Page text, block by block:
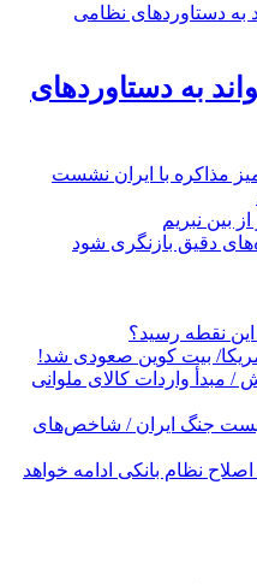
به دستاوردهای
این نقطه رسید؟
بیت کوین صعودی شد!
مبدأ واردات کالای ملوانی
جنگ ایران / شاخص‌های
نظام بانکی ادامه خواهد